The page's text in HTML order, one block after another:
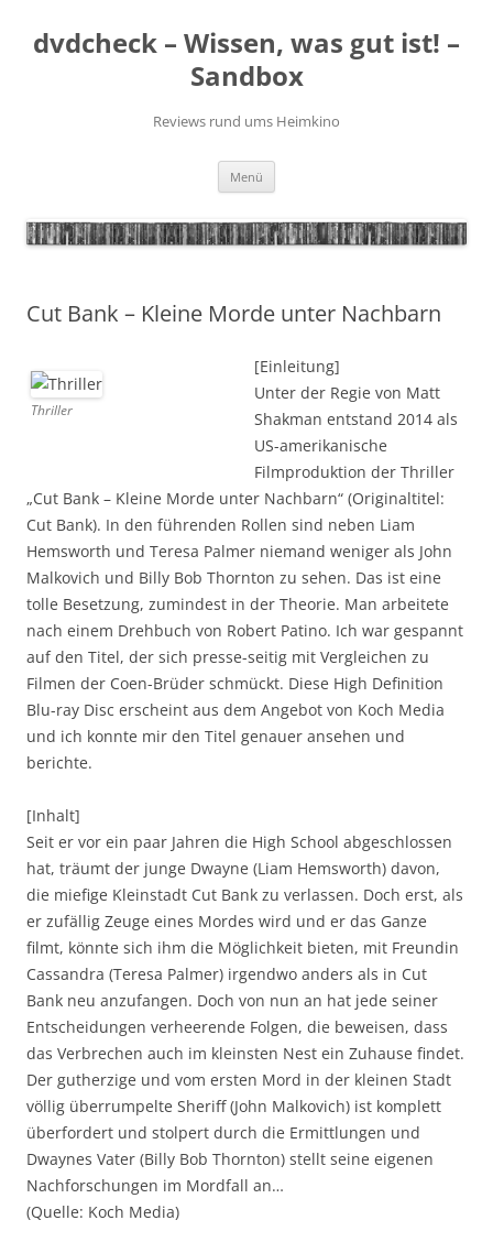
springen
dvdcheck – Wissen, was gut ist! –
Sandbox
Reviews rund ums Heimkino
Menü
Cut Bank – Kleine Morde unter Nachbarn
Thriller
[Einleitung]
Unter der Regie von Matt
Shakman entstand 2014 als
US-amerikanische
Filmproduktion der Thriller
„Cut Bank – Kleine Morde unter Nachbarn“ (Originaltitel:
Cut Bank). In den führenden Rollen sind neben Liam
Hemsworth und Teresa Palmer niemand weniger als John
Malkovich und Billy Bob Thornton zu sehen. Das ist eine
tolle Besetzung, zumindest in der Theorie. Man arbeitete
nach einem Drehbuch von Robert Patino. Ich war gespannt
auf den Titel, der sich presse-seitig mit Vergleichen zu
Filmen der Coen-Brüder schmückt. Diese High Definition
Blu-ray Disc erscheint aus dem Angebot von Koch Media
und ich konnte mir den Titel genauer ansehen und
berichte.
[Inhalt]
Seit er vor ein paar Jahren die High School abgeschlossen
hat, träumt der junge Dwayne (Liam Hemsworth) davon,
die miefige Kleinstadt Cut Bank zu verlassen. Doch erst, als
er zufällig Zeuge eines Mordes wird und er das Ganze
filmt, könnte sich ihm die Möglichkeit bieten, mit Freundin
Cassandra (Teresa Palmer) irgendwo anders als in Cut
Bank neu anzufangen. Doch von nun an hat jede seiner
Entscheidungen verheerende Folgen, die beweisen, dass
das Verbrechen auch im kleinsten Nest ein Zuhause findet.
Der gutherzige und vom ersten Mord in der kleinen Stadt
völlig überrumpelte Sheriff (John Malkovich) ist komplett
überfordert und stolpert durch die Ermittlungen und
Dwaynes Vater (Billy Bob Thornton) stellt seine eigenen
Nachforschungen im Mordfall an…
(Quelle: Koch Media)